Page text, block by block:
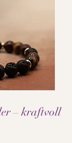
– kraftvoll